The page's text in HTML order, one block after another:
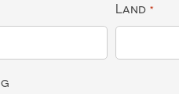
Land *